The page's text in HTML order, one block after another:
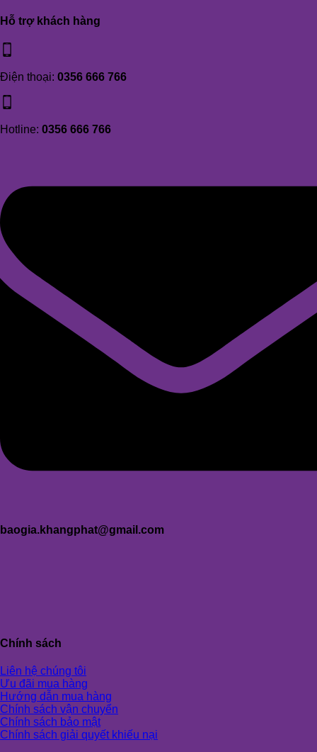
Hỗ trợ khách hàng
Điện thoại: 0356 666 766
Hotline: 0356 666 766
baogia.khangphat@gmail.com
Chính sách
Liên hệ chúng tôi
Ưu đãi mua hàng
Hướng dẫn mua hàng
Chính sách vận chuyển
Chính sách bảo mật
Chính sách giải quyết khiếu nại